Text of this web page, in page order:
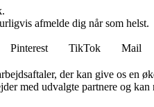
afmelde dig når som helst.
Pinterest TikTok Mail
der kan give os en
med udvalgte partnere og